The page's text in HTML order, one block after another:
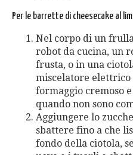
Per le barrette di cheesecake al
Nel corpo di un
robot da cucina, un
frusta, o in una
miscelatore elettrico
formaggio cremoso
quando non sono
Aggiungere lo
sbattere fino a che
fondo della ciotola,